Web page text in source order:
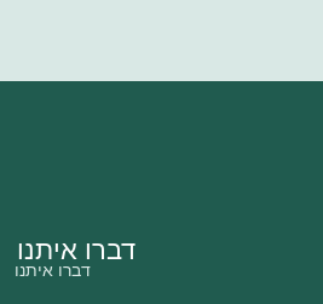
דברו איתנו
דברו איתנו